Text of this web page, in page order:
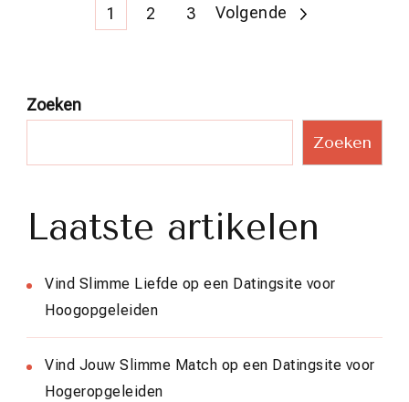
Berichtnavigatie
Pagina
1 Pagina
2 Pagina
3 Volgende
Zoeken
Zoeken
Laatste artikelen
Vind Slimme Liefde op een Datingsite voor
Hoogopgeleiden
Vind Jouw Slimme Match op een Datingsite voor
Hogeropgeleiden